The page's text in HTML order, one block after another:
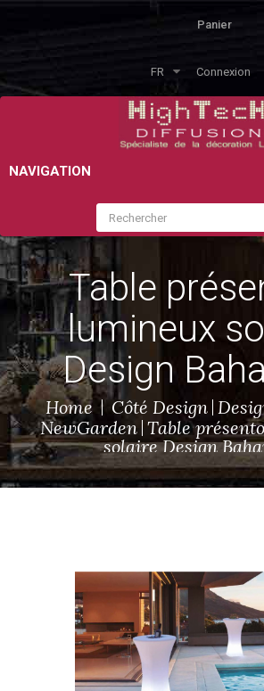
Panier
FR Connexion
NAVIGATION
Table
lumineux
Design
Home Côté Design
NewGarden Table
solaire Design